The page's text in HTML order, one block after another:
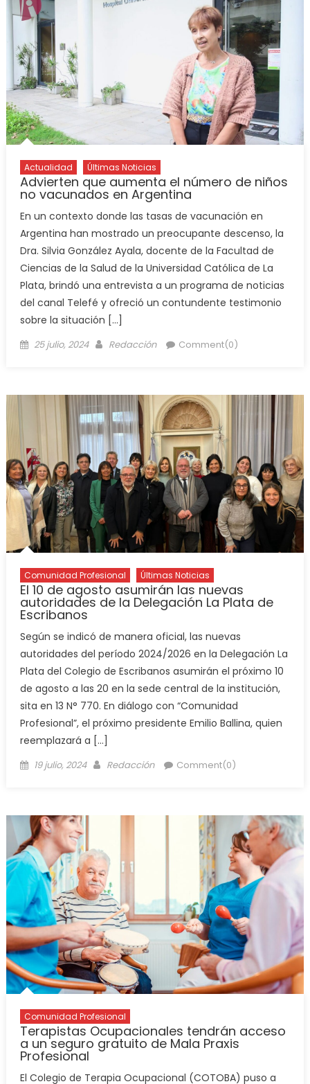
Actualidad Últimas Noticias
Advierten que aumenta el número de niños
no vacunados en Argentina
En un contexto donde las tasas de vacunación en
Argentina han mostrado un preocupante descenso, la
Dra. Silvia González Ayala, docente de la Facultad de
Ciencias de la Salud de la Universidad Católica de La
Plata, brindó una entrevista a un programa de noticias
del canal Telefé y ofreció un contundente testimonio
sobre la situación […]
25 julio, 2024 Redacción Comment(0)
Comunidad Profesional Últimas Noticias
El 10 de agosto asumirán las nuevas
autoridades de la Delegación La Plata de
Escribanos
Según se indicó de manera oficial, las nuevas
autoridades del período 2024/2026 en la Delegación La
Plata del Colegio de Escribanos asumirán el próximo 10
de agosto a las 20 en la sede central de la institución,
sita en 13 N° 770. En diálogo con “Comunidad
Profesional”, el próximo presidente Emilio Ballina, quien
reemplazará a […]
19 julio, 2024 Redacción Comment(0)
Comunidad Profesional
Terapistas Ocupacionales tendrán acceso
a un seguro gratuito de Mala Praxis
Profesional
El Colegio de Terapia Ocupacional (COTOBA) puso a